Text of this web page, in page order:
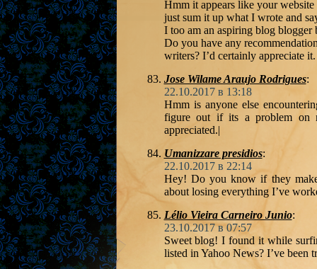
Hmm it appears like your
just sum it up what I wrote and
I too am an aspiring blog
Do you have any
writers? I’d certainly appreciate it.
Jose Wilame Araujo Rodrigues:
22.10.2017 в 13:18
Hmm is anyone else
figure out if its a problem on
appreciated.|
Umanizzare presidios:
22.10.2017 в 22:14
Hey! Do you know if they make
about losing everything I’ve
Lélio Vieira Carneiro Junio:
23.10.2017 в 07:57
Sweet blog! I found it while
listed in Yahoo News? I’ve been